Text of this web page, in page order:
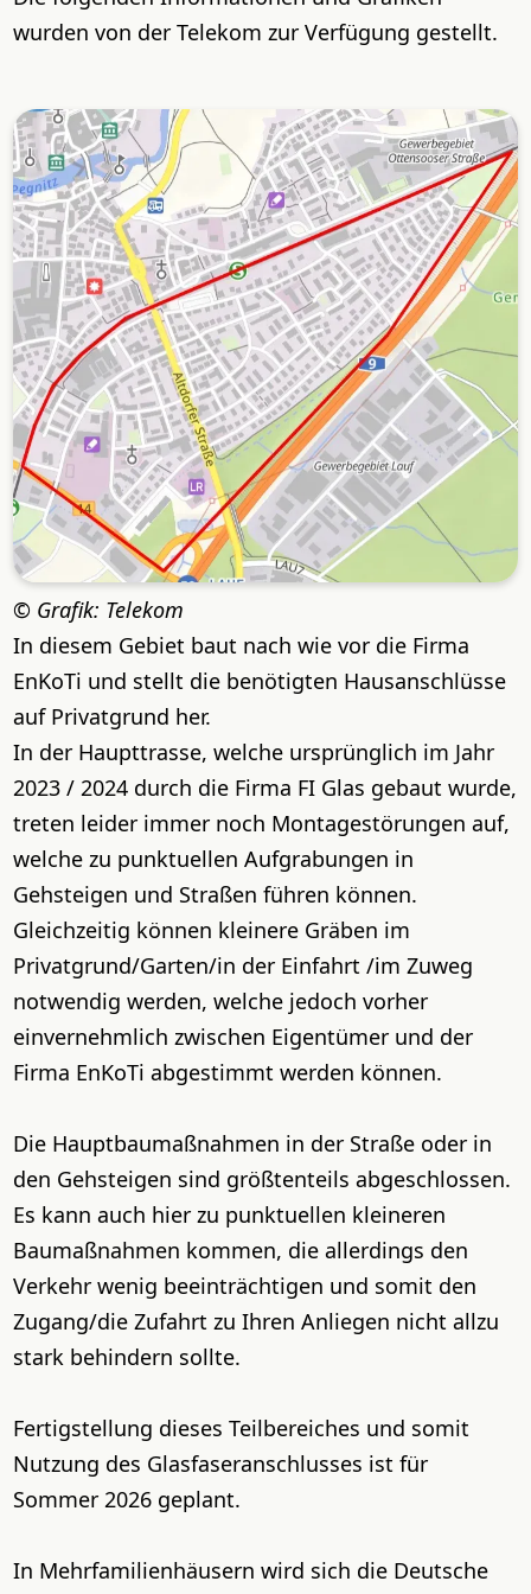
wurden von der Telekom zur Verfügung gestellt.
Grafik: Telekom
In diesem Gebiet baut nach wie vor die Firma
EnKoTi und stellt die benötigten Hausanschlüsse
auf Privatgrund her.
In der Haupttrasse, welche ursprünglich im Jahr
2023 / 2024 durch die Firma FI Glas gebaut wurde,
treten leider immer noch Montagestörungen auf,
welche zu punktuellen Aufgrabungen in
Gehsteigen und Straßen führen können.
Gleichzeitig können kleinere Gräben im
Privatgrund/Garten/in der Einfahrt /im Zuweg
notwendig werden, welche jedoch vorher
einvernehmlich zwischen Eigentümer und der
Firma EnKoTi abgestimmt werden können.
Die Hauptbaumaßnahmen in der Straße oder in
den Gehsteigen sind größtenteils abgeschlossen.
Es kann auch hier zu punktuellen kleineren
Baumaßnahmen kommen, die allerdings den
Verkehr wenig beeinträchtigen und somit den
Zugang/die Zufahrt zu Ihren Anliegen nicht allzu
stark behindern sollte.
Fertigstellung dieses Teilbereiches und somit
Nutzung des Glasfaseranschlusses ist für
Sommer 2026 geplant.
In Mehrfamilienhäusern wird sich die Deutsche